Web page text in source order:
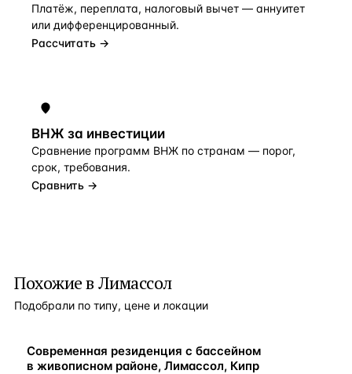
Платёж, переплата, налоговый вычет — аннуитет
или дифференцированный.
Рассчитать →
ВНЖ за инвестиции
Сравнение программ ВНЖ по странам — порог,
срок, требования.
Сравнить →
Похожие в Лимассол
Подобрали по типу, цене и локации
ВНЖ
Современная резиденция с бассейном
в живописном районе, Лимассол, Кипр